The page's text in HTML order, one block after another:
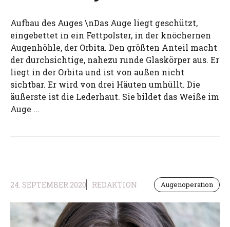
Aufbau des Auges \nDas Auge liegt geschützt,
eingebettet in ein Fettpolster, in der knöchernen
Augenhöhle, der Orbita. Den größten Anteil macht
der durchsichtige, nahezu runde Glaskörper aus. Er
liegt in der Orbita und ist von außen nicht
sichtbar. Er wird von drei Häuten umhüllt. Die
äußerste ist die Lederhaut. Sie bildet das Weiße im
Auge ...
24. SEPTEMBER 2020 REDAKTION Augenoperation